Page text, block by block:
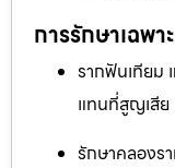
การรักษาเฉพ
รากฟันเทียม
แทนที่สูญเสีย
รักษาคลองร